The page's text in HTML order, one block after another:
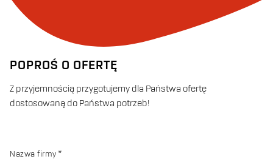
POPROŚ O OFERTĘ
Z przyjemnością przygotujemy dla Państwa ofertę
dostosowaną do Państwa potrzeb!
Nazwa firmy